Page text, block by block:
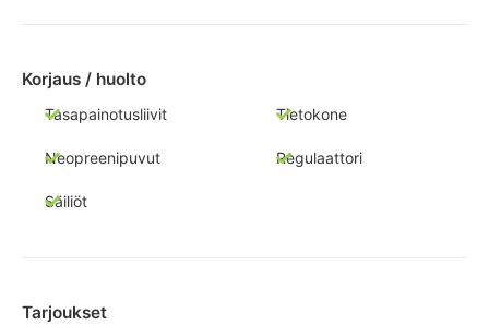
Korjaus / huolto
Tasapainotusliivit Tietokone
Neopreenipuvut Regulaattori
Säiliöt
Tarjoukset